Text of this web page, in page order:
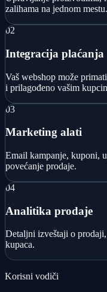
zalihama na jednom mestu.
02
Integracija plaćanja
Vaš webshop može
i prilagođeno vašim
03
Marketing alati
Email kampanje, kuponi,
povećanje prodaje.
04
Analitika prodaje
Detaljni izveštaji o
kupaca.
Korisni vodiči